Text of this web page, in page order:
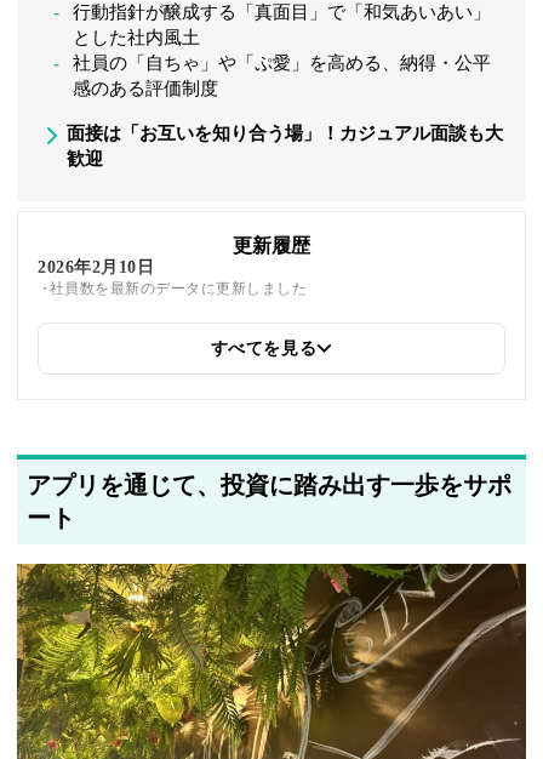
行動指針が醸成する「真面目」で「和気あいあい」
とした社内風土
社員の「自ちゃ」や「ぷ愛」を高める、納得・公平
感のある評価制度
面接は「お互いを知り合う場」！カジュアル面談も大
歓迎
更新履歴
2026年2月10日
社員数を最新のデータに更新しました
関連企業の紹介を追加しました
著者情報の変更を行いました
すべてを見る
アプリを通じて、投資に踏み出す一歩をサポ
ート